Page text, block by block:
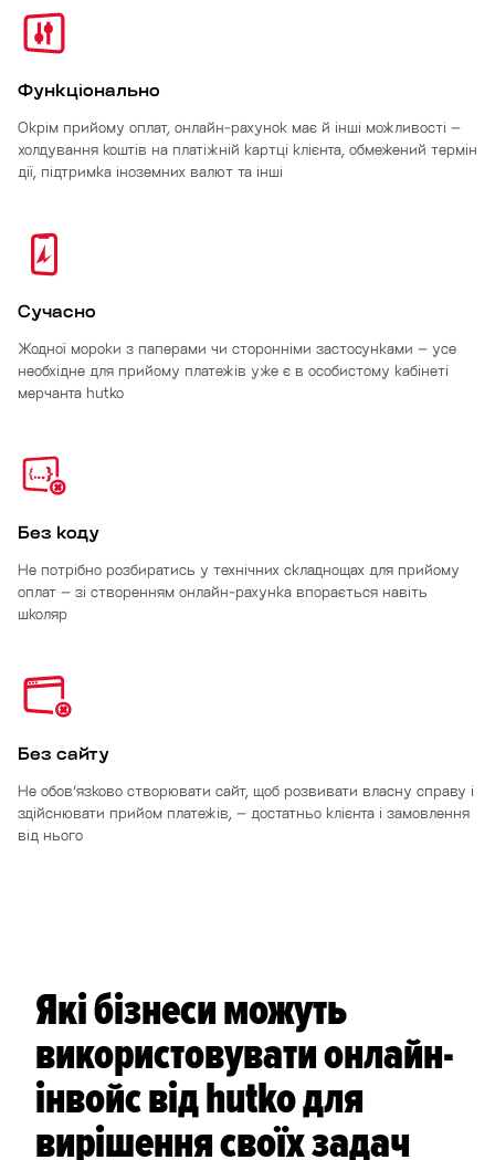
Функціонально
Окрім прийому оплат, онлайн-рахунок має й інші можливості –
холдування коштів на платіжній картці клієнта, обмежений термін
дії, підтримка іноземних валют та інші
Сучасно
Жодної мороки з паперами чи сторонніми застосунками – усе
необхідне для прийому платежів уже є в особистому кабінеті
мерчанта hutko
Без коду
Не потрібно розбиратись у технічних складнощах для прийому
оплат – зі створенням онлайн-рахунка впорається навіть
школяр
Без сайту
Не обов’язково створювати сайт, щоб розвивати власну справу і
здійснювати прийом платежів, – достатньо клієнта і замовлення
від нього
Які бізнеси можуть
використовувати онлайн-
інвойс від hutko для
вирішення своїх задач